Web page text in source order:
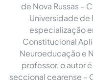
de Nova Russas –
Universidade de
especialização
Constitucional
Neuroeducação e
professor, o autor
seccional cearense –